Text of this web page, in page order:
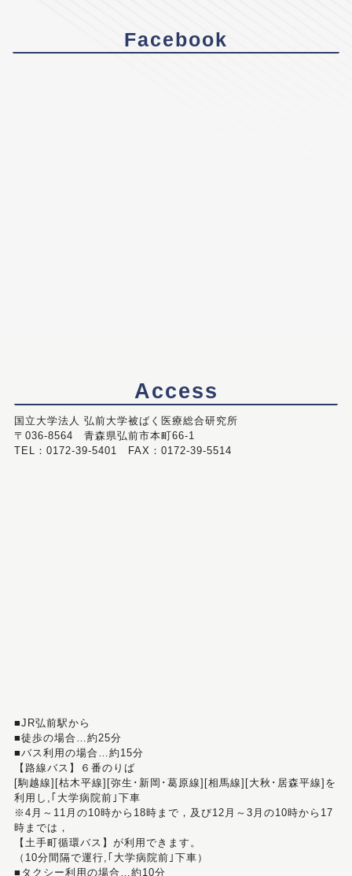
Facebook
Access
国立大学法人 弘前大学被ばく医療総合研究所
〒036-8564 青森県弘前市本町66-1
TEL：0172-39-5401 FAX：0172-39-5514
■JR弘前駅から
■徒歩の場合…約25分
■バス利用の場合…約15分
【路線バス】６番のりば
[駒越線][枯木平線][弥生･新岡･葛原線][相馬線][大秋･居森平線]を
利用し,｢大学病院前｣下車
※4月～11月の10時から18時まで，及び12月～3月の10時から17
時までは，
【土手町循環バス】が利用できます。
（10分間隔で運行,｢大学病院前｣下車）
■タクシー利用の場合…約10分